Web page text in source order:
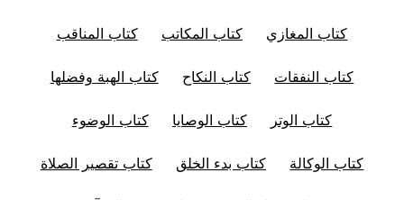
كتاب المغازي كتاب المكاتب كتاب المناقب
كتاب النفقات كتاب النكاح كتاب الهبة وفضلها
كتاب الوتر كتاب الوصايا كتاب الوضوء
كتاب الوكالة كتاب بدء الخلق كتاب تقصير الصلاة